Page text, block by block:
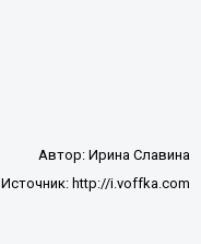
Автор:Ирина Славина
Источник: http://i.voffka.com